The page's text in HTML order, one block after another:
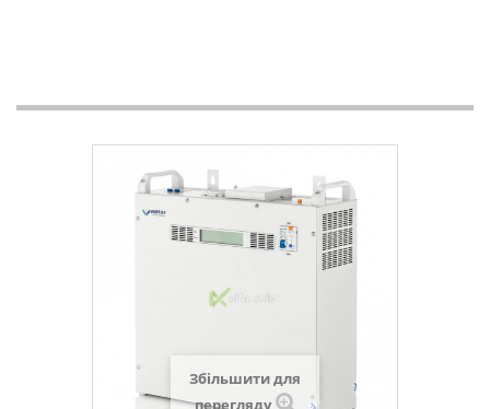
Збільшити для
перегляду